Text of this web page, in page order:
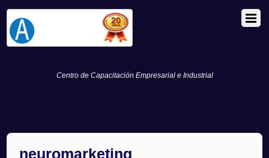
Centro de Capacitación Empresarial e Industrial
neuromarketing